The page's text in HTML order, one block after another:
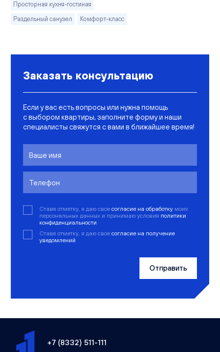
Просторная кухня-гостиная
Раздельный санузел
Комфорт-класс
Заказать консультацию
Если у вас есть вопросы или нужна помощь
с выбором квартиры, заполните форму и наши
специалисты свяжутся с вами в ближайшее время!
Ставя отметку, я даю свое согласие на обработку моих
персональных данных и принимаю условия политики
конфиденциальности
Ставя отметку, я даю свое согласие на получение
уведомлений
Отправить
+7 (8332) 511-111